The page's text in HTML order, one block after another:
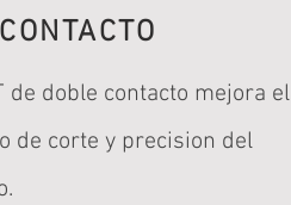
de doble contacto mejora el
de corte y precision del